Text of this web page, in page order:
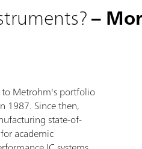
–
Metrohm's portfolio
1987. Since then,
state-of-
academic